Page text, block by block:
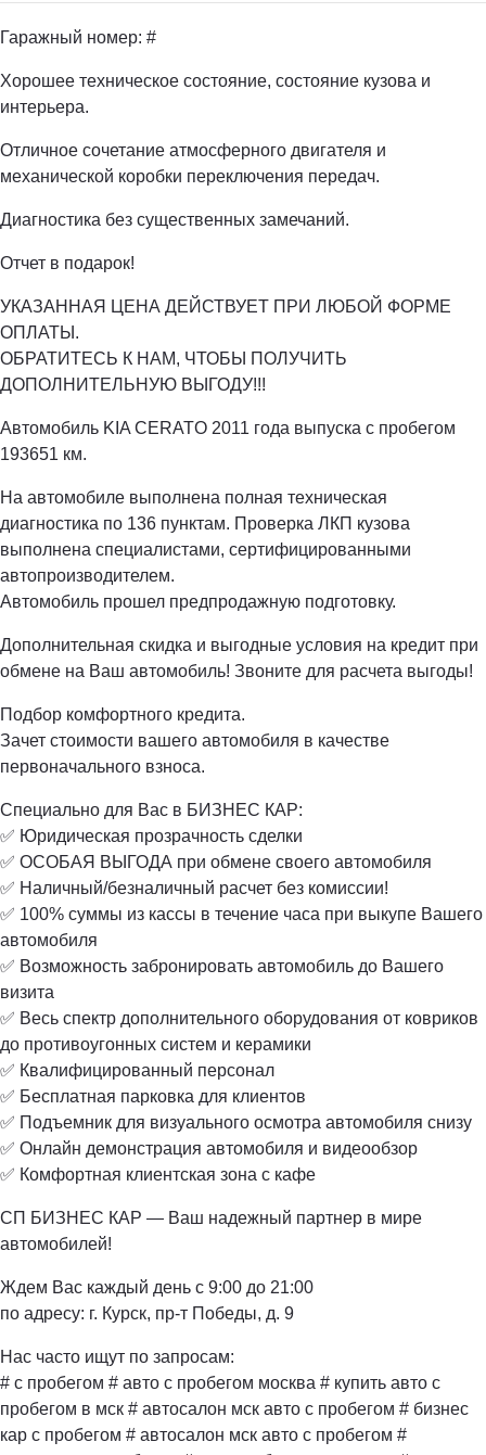
Гаражный номер: #
Хорошее техническое состояние, состояние кузова и
интерьера.
Отличное сочетание атмосферного двигателя и
механической коробки переключения передач.
Диагностика без существенных замечаний.
Отчет в подарок!
УКАЗАННАЯ ЦЕНА ДЕЙСТВУЕТ ПРИ ЛЮБОЙ ФОРМЕ
ОПЛАТЫ.
ОБРАТИТЕСЬ К НАМ, ЧТОБЫ ПОЛУЧИТЬ
ДОПОЛНИТЕЛЬНУЮ ВЫГОДУ!!!
Автомобиль KIA CERATO 2011 года выпуска с пробегом
193651 км.
На автомобиле выполнена полная техническая
диагностика по 136 пунктам. Проверка ЛКП кузова
выполнена специалистами, сертифицированными
автопроизводителем.
Автомобиль прошел предпродажную подготовку.
Дополнительная скидка и выгодные условия на кредит при
обмене на Ваш автомобиль! Звоните для расчета выгоды!
Подбор комфортного кредита.
Зачет стоимости вашего автомобиля в качестве
первоначального взноса.
Специально для Вас в БИЗНЕС КАР:
✅ Юридическая прозрачность сделки
✅ ОСОБАЯ ВЫГОДА при обмене своего автомобиля
✅ Наличный/безналичный расчет без комиссии!
✅ 100% суммы из кассы в течение часа при выкупе Вашего
автомобиля
✅ Возможность забронировать автомобиль до Вашего
визита
✅ Весь спектр дополнительного оборудования от ковриков
до противоугонных систем и керамики
✅ Квалифицированный персонал
✅ Бесплатная парковка для клиентов
✅ Подъемник для визуального осмотра автомобиля снизу
✅ Онлайн демонстрация автомобиля и видеообзор
✅ Комфортная клиентская зона с кафе
СП БИЗНЕС КАР — Ваш надежный партнер в мире
автомобилей!
Ждем Вас каждый день с 9:00 до 21:00
по адресу: г. Курск, пр-т Победы, д. 9
Нас часто ищут по запросам:
# с пробегом # авто с пробегом москва # купить авто с
пробегом в мск # автосалон мск авто с пробегом # бизнес
кар с пробегом # автосалон мск авто с пробегом #